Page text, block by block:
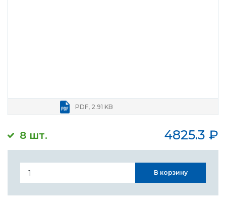
8 шт. 4825.3 ₽
PDF, 2.91 KB
В корзину